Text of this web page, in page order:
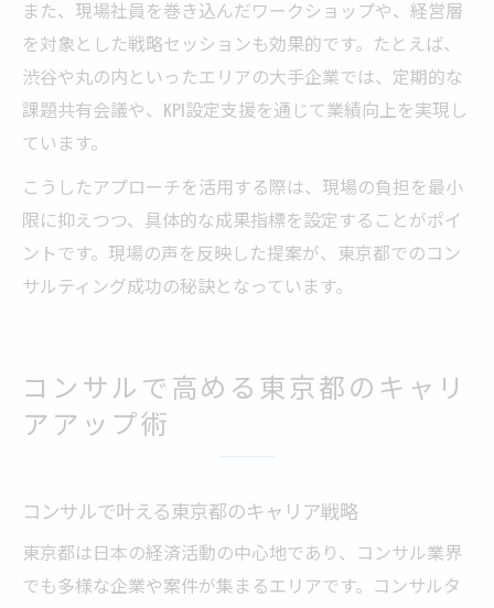
また、現場社員を巻き込んだワークショップや、経営層
を対象とした戦略セッションも効果的です。たとえば、
渋谷や丸の内といったエリアの大手企業では、定期的な
課題共有会議や、KPI設定支援を通じて業績向上を実現し
ています。
こうしたアプローチを活用する際は、現場の負担を最小
限に抑えつつ、具体的な成果指標を設定することがポイ
ントです。現場の声を反映した提案が、東京都でのコン
サルティング成功の秘訣となっています。
コンサルで高める東京都のキャリ
アアップ術
コンサルで叶える東京都のキャリア戦略
東京都は日本の経済活動の中心地であり、コンサル業界
でも多様な企業や案件が集まるエリアです。コンサルタ